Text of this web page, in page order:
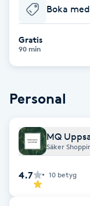
Babylights
Balayage
Barnklippning
Boka
Gratis
90 min
Personal
MQ
Säker
4.7 10 betyg